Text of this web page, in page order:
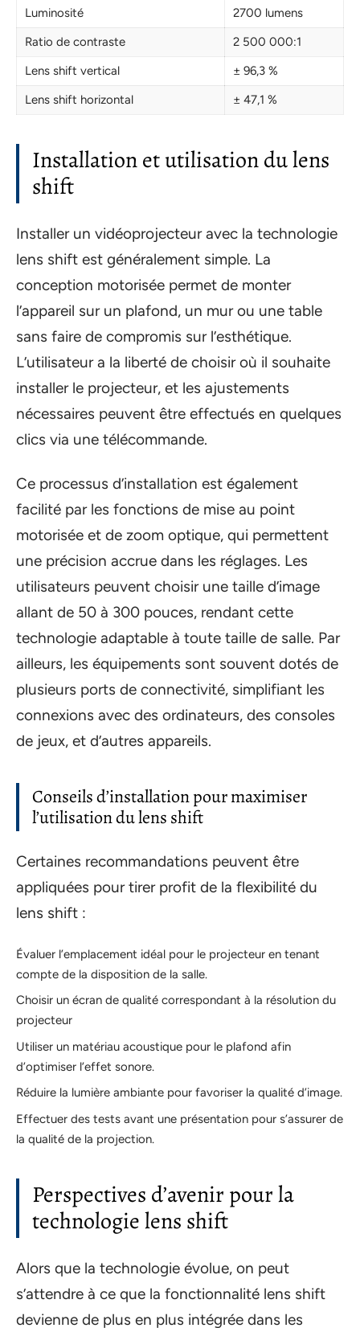
Luminosité
2700 lumens
Ratio de contraste
2 500 000:1
Lens shift vertical
± 96,3 %
Lens shift horizontal
± 47,1 %
Installation et utilisation du lens
shift
Installer un vidéoprojecteur avec la technologie
lens shift est généralement simple. La
conception motorisée permet de monter
l’appareil sur un plafond, un mur ou une table
sans faire de compromis sur l’esthétique.
L’utilisateur a la liberté de choisir où il souhaite
installer le projecteur, et les ajustements
nécessaires peuvent être effectués en quelques
clics via une télécommande.
Ce processus d’installation est également
facilité par les fonctions de mise au point
motorisée et de zoom optique, qui permettent
une précision accrue dans les réglages. Les
utilisateurs peuvent choisir une taille d’image
allant de 50 à 300 pouces, rendant cette
technologie adaptable à toute taille de salle. Par
ailleurs, les équipements sont souvent dotés de
plusieurs ports de connectivité, simplifiant les
connexions avec des ordinateurs, des consoles
de jeux, et d’autres appareils.
Conseils d’installation pour maximiser
l’utilisation du lens shift
Certaines recommandations peuvent être
appliquées pour tirer profit de la flexibilité du
lens shift :
Évaluer l’emplacement idéal pour le projecteur en tenant
compte de la disposition de la salle.
Choisir un écran de qualité correspondant à la résolution du
projecteur
Utiliser un matériau acoustique pour le plafond afin
d’optimiser l’effet sonore.
Réduire la lumière ambiante pour favoriser la qualité d’image.
Effectuer des tests avant une présentation pour s’assurer de
la qualité de la projection.
Perspectives d’avenir pour la
technologie lens shift
Alors que la technologie évolue, on peut
s’attendre à ce que la fonctionnalité lens shift
devienne de plus en plus intégrée dans les